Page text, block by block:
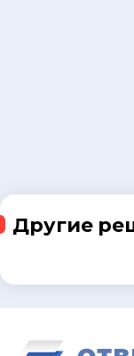
Другие